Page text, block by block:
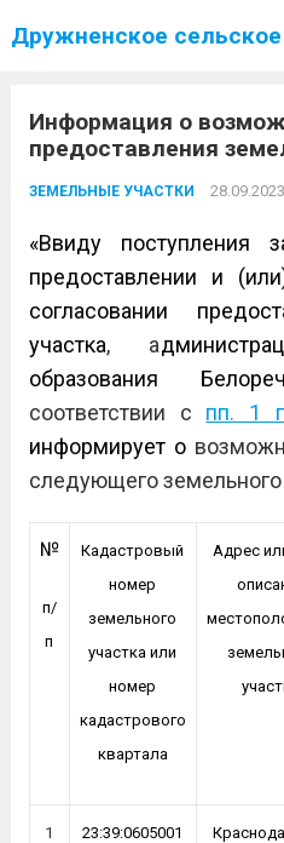
Дружненское
Информация о
предоставления
ЗЕМЕЛЬНЫЕ УЧАСТКИ 28.09.2023
«Ввиду поступления
предоставлении и
согласовании
участка, а
образования
соответствии с пп. 1
информирует о
следующего земельного
№
п/
п
Кадастровый
номер
земельного
участка или
номер
кадастрового
квартала
Адрес
1 23:39:0605001